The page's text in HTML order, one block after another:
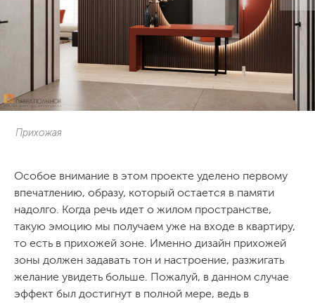
Прихожая
Особое внимание в этом проекте уделено первому
впечатлению, образу, который остается в памяти
надолго. Когда речь идет о жилом пространстве,
такую эмоцию мы получаем уже на входе в квартиру,
то есть в прихожей зоне. Именно дизайн прихожей
зоны должен задавать тон и настроение, разжигать
желание увидеть больше. Пожалуй, в данном случае
эффект был достигнут в полной мере, ведь в